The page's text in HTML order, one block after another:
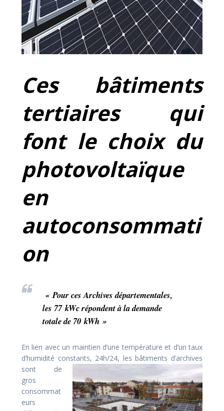
Ces bâtiments
tertiaires qui
font le choix du
photovoltaïque
en
autoconsommati
on
« Pour ces Archivesdépartementales,
les 77 kWc répondent à la demande
totale de 70 kWh »
En lien avec un maintien d’une température et d’un taux
d’humidité constants, 24h/24, les bâtiments d’archives
sont de
gros
consommat
eurs